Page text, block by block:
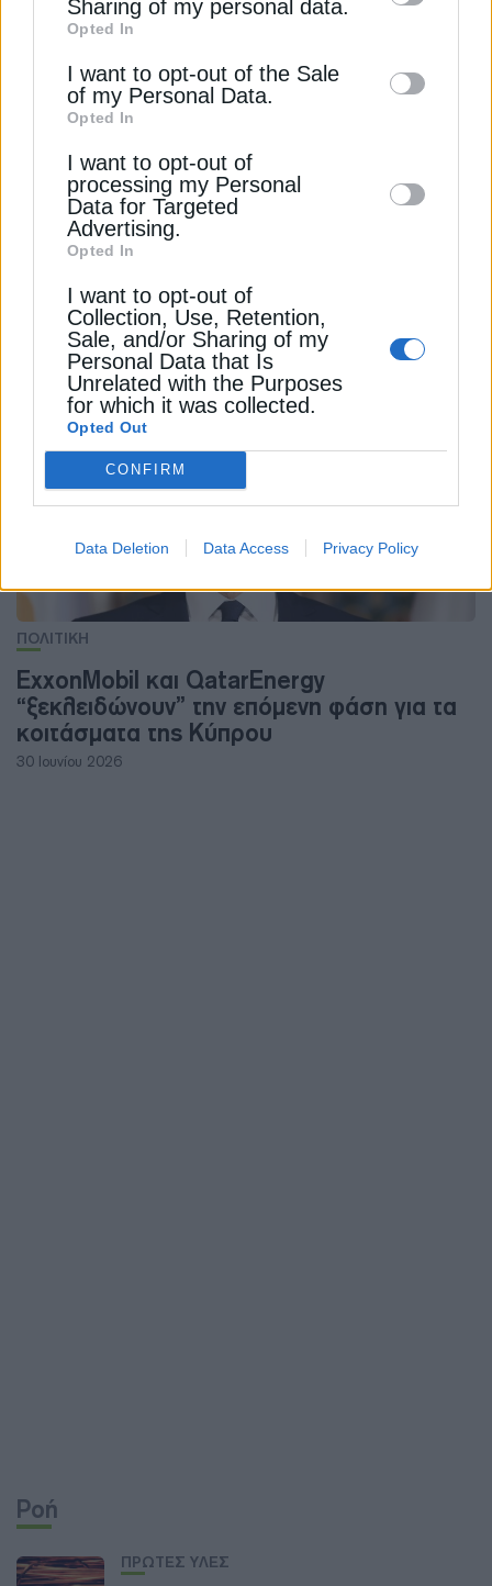
of downstream participants. This
information may also be disclosed by us to
third parties on theIAB’s List of
Downstream Participants
disclose it to other third parties.
Sharing of my personal data.
Opted In
I want to opt-out of the Sale
of my Personal Data.
Opted In
I want to opt-out of
processing my Personal
Data for Targeted
Advertising.
Opted In
I want to opt-out of
Collection, Use, Retention,
Sale, and/or Sharing of my
Personal Data that Is
Unrelated with the Purposes
for which it was collected.
Opted Out
CONFIRM
Data Deletion Data Access Privacy Policy
11 Μαρτίου 2026
ΠΟΛΙΤΙΚΗ
Το Τυχερό Έβρου επισκέφθηκε ο
Κυριάκος Μητσοτάκης
3 Οκτωβρίου 2024
ΠΟΛΙΤΙΚΗ
ExxonMobil και QatarEnergy
“ξεκλειδώνουν” την επόμενη φάση για τα
κοιτάσματα της Κύπρου
30 Ιουνίου 2026
Ροή
ΠΡΩΤΕΣ ΥΛΕΣ